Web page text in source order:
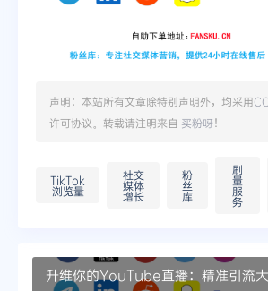
声明：本站所有文章除特别声明外，均采用
许可协议。转载请注明来自 买粉呀！
TikTok
浏览量
社交
媒体
增长
粉
丝
库
刷
量
服
务
升维你的YouTube直播：精准引流